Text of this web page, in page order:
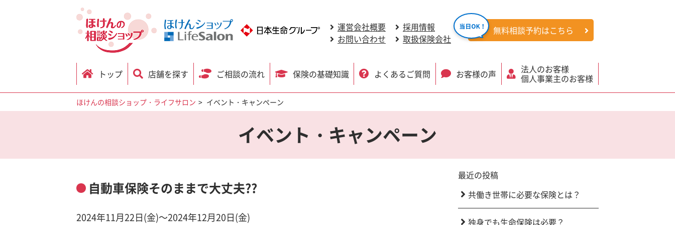
運営会社概要
採用情報
お問い合わせ
取扱保険会社
無料相談予約はこちら
トップ 店舗を探す ご相談の流れ 保険の基礎知識 よくあるご質問 お客様の声 法人のお客様
個人事業主のお客様
ほけんの相談ショップ・ライフサロン イベント・キャンペーン
イベント・キャンペーン
自動車保険そのままで大丈夫??
2024年11月22日(金)～2024年12月20日(金)
最近の投稿
共働き世帯に必要な保険とは？
独身でも生命保険は必要？